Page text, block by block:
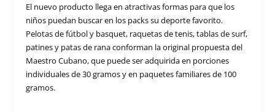
El nuevo producto llega en atractivas formas para que los
niños puedan buscar en los packs su deporte favorito.
Pelotas de fútbol y basquet, raquetas de tenis, tablas de surf,
patines y patas de rana conforman la original propuesta del
Maestro Cubano, que puede ser adquirida en porciones
individuales de 30 gramos y en paquetes familiares de 100
gramos.